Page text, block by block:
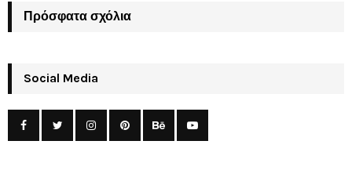
Πρόσφατα σχόλια
Social Media